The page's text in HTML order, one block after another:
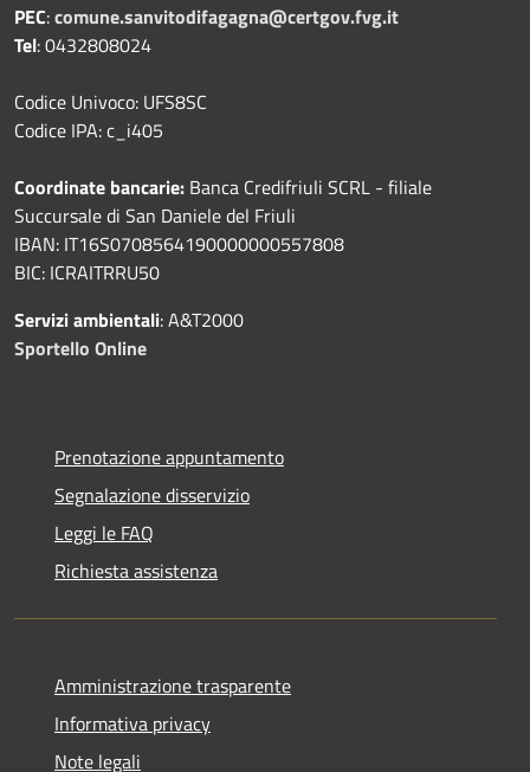
PEC:comune.sanvitodifagagna@certgov.fvg.it
Tel: 0432808024
Codice Univoco: UFS8SC
Codice IPA: c_i405
Coordinate bancarie: Banca Credifriuli SCRL - filiale
Succursale di San Daniele del Friuli
IBAN: IT16S0708564190000000557808
BIC: ICRAITRRU50
Servizi ambientali: A&T2000
Sportello Online
Prenotazione appuntamento
Segnalazione disservizio
Leggi le FAQ
Richiesta assistenza
Amministrazione trasparente
Informativa privacy
Note legali